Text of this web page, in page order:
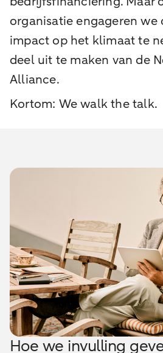
organisatie engageren we
impact op het klimaat te
deel uit te maken van de
Alliance.
Kortom: We walk the talk.
Hoe we invulling